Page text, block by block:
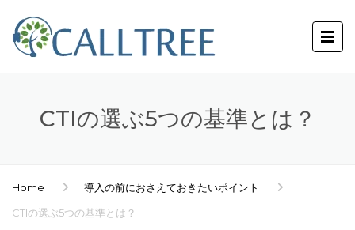
CTIの選ぶ5つの基準とは？
Home
導入の前におさえておきたいポイント
CTIの選ぶ5つの基準とは？